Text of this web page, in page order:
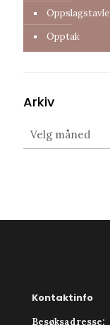
Oppslagstavle
Opptak
Arkiv
Kontaktinfo
Besøksadresse: